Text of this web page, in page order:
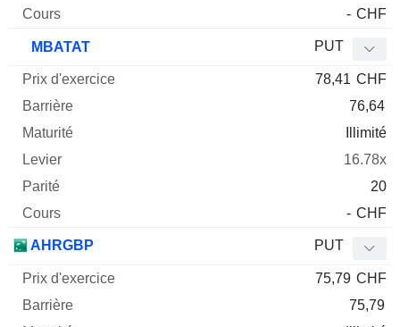
- CHF
MBATAT PUT
78,41 CHF
76,64
Illimité
16.78x
20
- CHF
AHRGBP PUT
75,79 CHF
75,79